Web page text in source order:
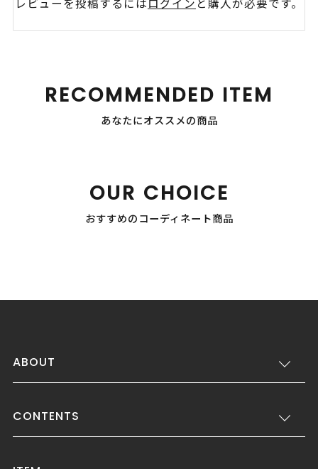
RECOMMENDED ITEM
あなたにオススメの商品
OUR CHOICE
おすすめのコーディネート商品
ABOUT
CONTENTS